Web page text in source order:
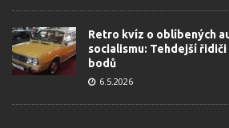
Retro kvíz o oblíbených
socialismu: Tehdejší řidiči
bodů
6.5.2026